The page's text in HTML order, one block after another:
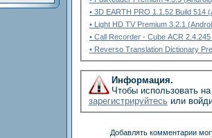
• 3D EARTH PRO 1.1.52 Build 514
• Light HD TV Premium 3.2.1
• Call Recorder - Cube ACR
• Reverso Translation Dictionary
Информация.
Чтобы использовать
зарегистрируйтесьили
Добавлять комментарии